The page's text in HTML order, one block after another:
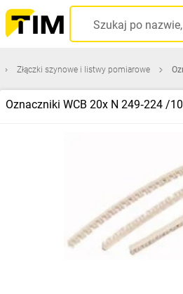
Złączki szynowe i listwy pomiarowe
Oznaczniki WCB 20x N 249‑224 /